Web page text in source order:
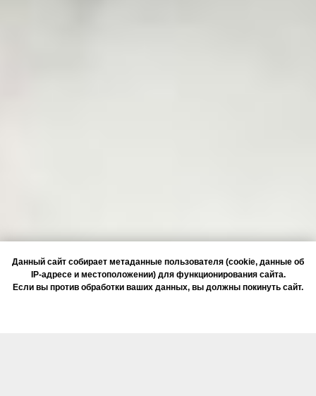
Данный сайт собирает метаданные пользователя (cookie, данные об
IP-адресе и местоположении) для функционирования сайта.
Если вы против обработки ваших данных, вы должны покинуть сайт.